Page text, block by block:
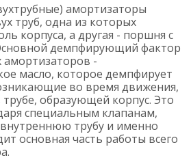
амортизаторы
труб, одна из которых
корпуса, а другая - поршня с
демпфирующий фактор
амортизаторов -
масло, которое демпфирует
во время движения,
трубе, образующей корпус. Это
специальным клапанам,
трубу и именно
основная часть работы всего